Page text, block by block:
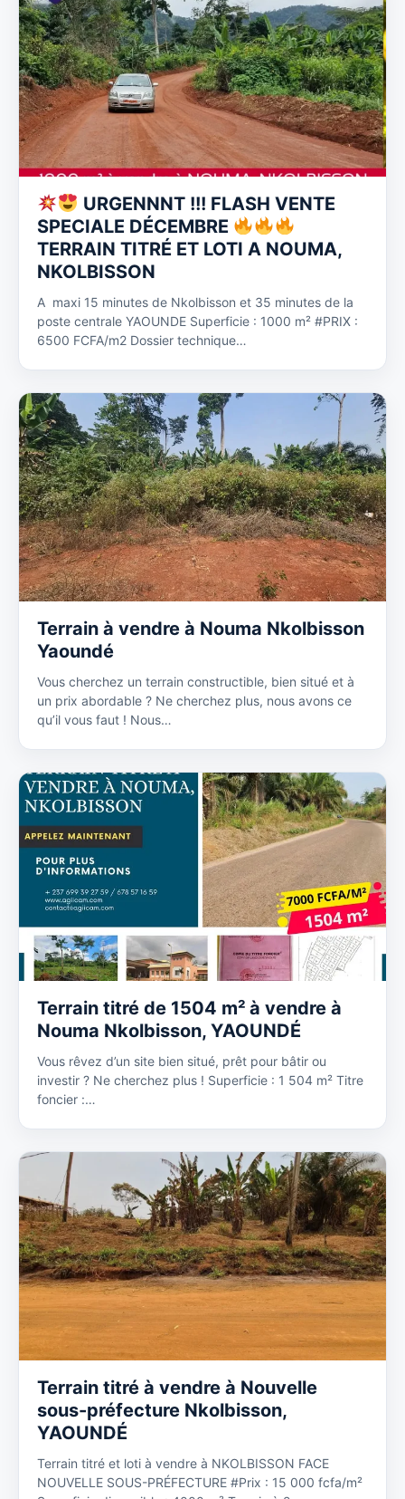
URGENNNT !!! FLASH VENTE
SPECIALE DÉCEMBRE
TERRAIN TITRÉ ET LOTI A NOUMA,
NKOLBISSON
A maxi 15 minutes de Nkolbisson et 35 minutes de la
poste centrale YAOUNDE Superficie : 1000 m² #PRIX :
6500 FCFA/m2 Dossier technique…
Terrain à vendre à Nouma Nkolbisson
Yaoundé
Vous cherchez un terrain constructible, bien situé et à
un prix abordable ? Ne cherchez plus, nous avons ce
qu’il vous faut ! Nous…
Terrain titré de 1504 m² à vendre à
Nouma Nkolbisson, YAOUNDÉ
Vous rêvez d’un site bien situé, prêt pour bâtir ou
investir ? Ne cherchez plus ! Superficie : 1 504 m² Titre
foncier :…
Terrain titré à vendre à Nouvelle
sous-préfecture Nkolbisson,
YAOUNDÉ
Terrain titré et loti à vendre à NKOLBISSON FACE
NOUVELLE SOUS-PRÉFECTURE #Prix : 15 000 fcfa/m²